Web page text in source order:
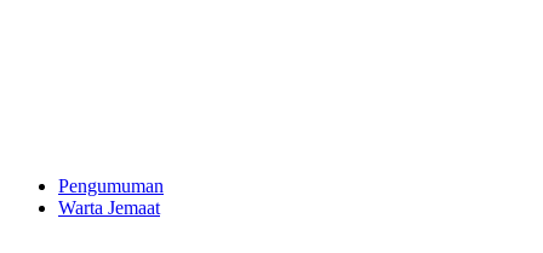
Pengumuman
Warta Jemaat